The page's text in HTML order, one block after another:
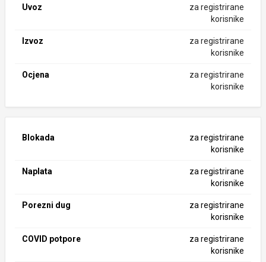
Uvoz
za registrirane
korisnike
Izvoz
za registrirane
korisnike
Ocjena
za registrirane
korisnike
Blokada
za registrirane
korisnike
Naplata
za registrirane
korisnike
Porezni dug
za registrirane
korisnike
COVID potpore
za registrirane
korisnike